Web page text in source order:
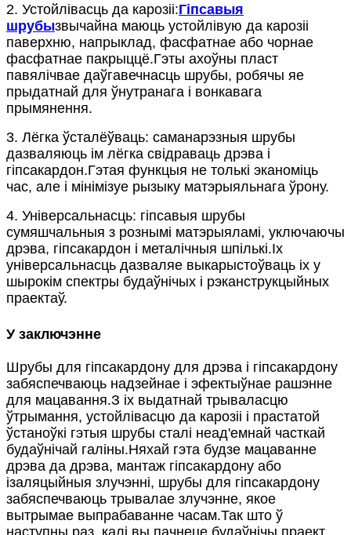
2. Устойлівасць да карозіі:Гіпсавыя
шрубызвычайна маюць устойлівую да карозіі
паверхню, напрыклад, фасфатнае або чорнае
фасфатнае пакрыццё.Гэты ахоўны пласт
павялічвае даўгавечнасць шрубы, робячы яе
прыдатнай для ўнутранага і вонкавага
прымянення.
3. Лёгка ўсталёўваць: саманарэзныя шрубы
дазваляюць ім лёгка свідраваць дрэва і
гіпсакардон.Гэтая функцыя не толькі эканоміць
час, але і мінімізуе рызыку матэрыяльнага ўрону.
4. Універсальнасць: гіпсавыя шрубы
сумяшчальныя з рознымі матэрыяламі, уключаючы
дрэва, гіпсакардон і металічныя шпількі.Іх
універсальнасць дазваляе выкарыстоўваць іх у
шырокім спектры будаўнічых і рэканструкцыйных
праектаў.
У заключэнне
Шрубы для гіпсакардону для дрэва і гіпсакардону
забяспечваюць надзейнае і эфектыўнае рашэнне
для мацавання.З іх выдатнай трываласцю
ўтрымання, устойлівасцю да карозіі і прастатой
ўстаноўкі гэтыя шрубы сталі неад'емнай часткай
будаўнічай галіны.Няхай гэта будзе мацаванне
дрэва да дрэва, мантаж гіпсакардону або
ізаляцыйныя злучэнні, шрубы для гіпсакардону
забяспечваюць трывалае злучэнне, якое
вытрымае выпрабаванне часам.Так што ў
наступны раз, калі вы пачнеце будаўнічы праект,